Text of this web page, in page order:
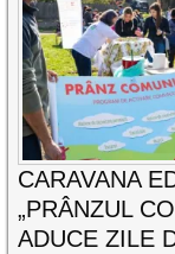
CARAVANA
„PRÂNZUL
ADUCE ZILE